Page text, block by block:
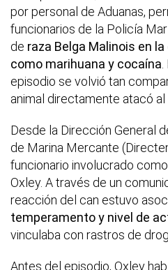
por personal de Aduanas,
funcionarios de la Policía
de raza Belga Malinois en
como marihuana y cocaína
episodio se volvió tan
animal directamente atacó al
Desde la Dirección General
de Marina Mercante
funcionario involucrado
Oxley. A través de un
reacción del can estuvo
temperamento y nivel de
vinculaba con rastros de
Antes del episodio, Oxley